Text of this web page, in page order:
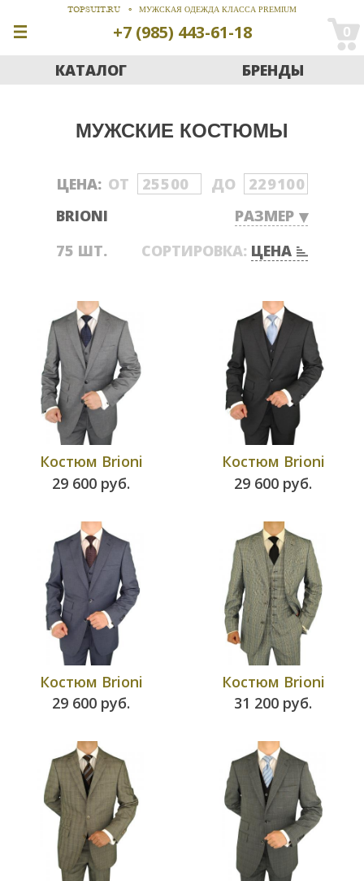
TOPSUIT.RU МУЖСКАЯ ОДЕЖДА КЛАССА PREMIUM
+7 (985) 443-61-18 0
БРЕНДЫ
КАТАЛОГ
МУЖСКИЕ КОСТЮМЫ
ЦЕНА: ОТ
ДО
BRIONI
РАЗМЕР
75 ШТ. СОРТИРОВКА: ЦЕНА
Костюм Brioni
29 600 руб.
Костюм Brioni
29 600 руб.
Костюм Brioni
29 600 руб.
Костюм Brioni
31 200 руб.